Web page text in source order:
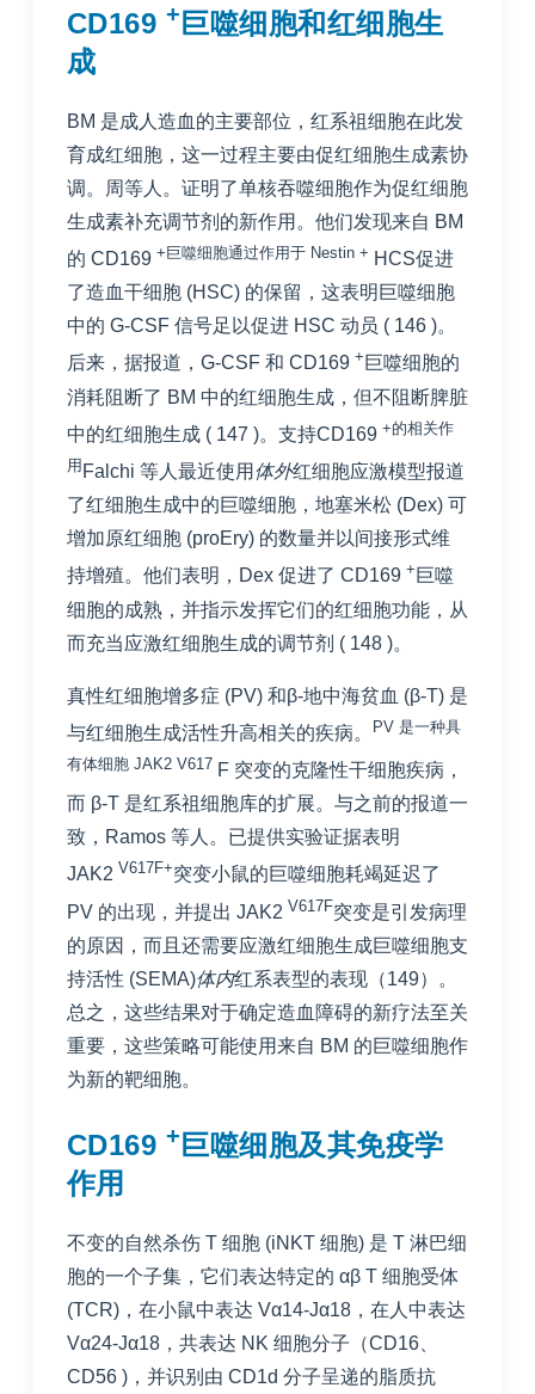
CD169 + 巨噬细胞和红细胞生
成
BM 是成人造血的主要部位，红系祖细胞在此发
育成红细胞，这一过程主要由促红细胞生成素协
调。周等人。证明了单核吞噬细胞作为促红细胞
生成素补充调节剂的新作用。他们发现来自 BM
的 CD169 +巨噬细胞通过作用于 Nestin + HCS促进
了造血干细胞 (HSC) 的保留，这表明巨噬细胞
中的 G-CSF 信号足以促进 HSC 动员 ( 146 )。
后来，据报道，G-CSF 和 CD169 + 巨噬细胞的
消耗阻断了 BM 中的红细胞生成，但不阻断脾脏
中的红细胞生成 ( 147 )。支持CD169 +的相关作
用 Falchi 等人最近使用 体外红细胞应激模型报道
了红细胞生成中的巨噬细胞，地塞米松 (Dex) 可
增加原红细胞 (proEry) 的数量并以间接形式维
持增殖。他们表明，Dex 促进了 CD169 + 巨噬
细胞的成熟，并指示发挥它们的红细胞功能，从
而充当应激红细胞生成的调节剂 ( 148 )。
真性红细胞增多症 (PV) 和β-地中海贫血 (β-T) 是
与红细胞生成活性升高相关的疾病。
PV 是一种具
有体细胞 JAK2 V617 F 突变的克隆性干细胞疾病，
而 β-T 是红系祖细胞库的扩展。与之前的报道一
致，Ramos 等人。已提供实验证据表明
JAK2 V617F+突变小鼠的巨噬细胞耗竭延迟了
PV 的出现，并提出 JAK2 V617F突变是引发病理
的原因，而且还需要应激红细胞生成巨噬细胞支
持活性 (SEMA)体内红系表型的表现（149）。
总之，这些结果对于确定造血障碍的新疗法至关
重要，这些策略可能使用来自 BM 的巨噬细胞作
为新的靶细胞。
CD169 + 巨噬细胞及其免疫学
作用
不变的自然杀伤 T 细胞 (iNKT 细胞) 是 T 淋巴细
胞的一个子集，它们表达特定的 αβ T 细胞受体
(TCR)，在小鼠中表达 Vα14-Jα18，在人中表达
Vα24-Jα18，共表达 NK 细胞分子（CD16、
CD56 )，并识别由 CD1d 分子呈递的脂质抗